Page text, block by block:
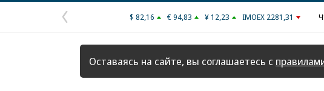
Предыдущая
страница
$ 82,16 € 94,83 ¥ 12,23 IMOEX 2281,31
Оставаясь на сайте, вы соглашаетесь с